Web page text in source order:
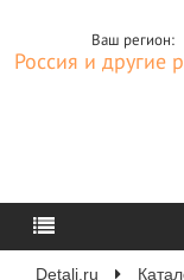
Ваш регион:
Россия и другие
Detali.ru